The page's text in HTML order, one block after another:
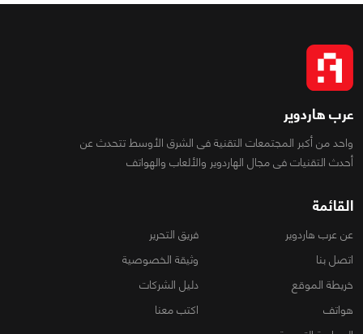
عرب هاردوير
واحد من أكبر المجتمعات التقنية فى الشرق الأوسط تتحدث عن
أحدث التقنيات فى مجال الهاردوير والألعاب والهواتف
القائمة
عن عرب هاردوير
فريق التحرير
اتصل بنا
وثيقة الخصوصية
خريطة الموقع
دليل الشركات
هواتف
اكتب معنا